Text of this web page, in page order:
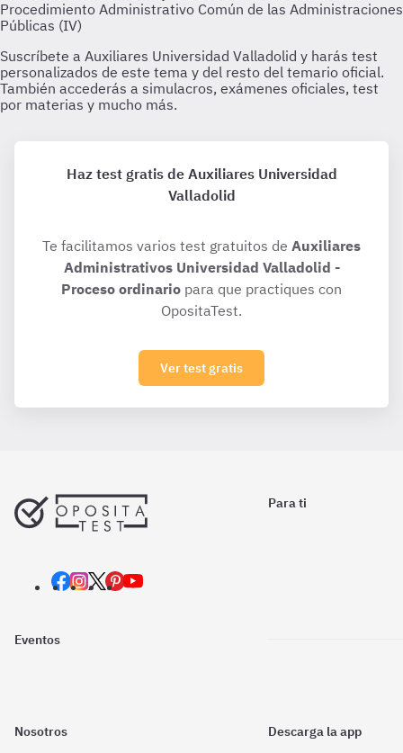
Haz test gratis de Auxiliares Universidad
Valladolid
Te facilitamos varios test gratuitos de Auxiliares
Administrativos Universidad Valladolid -
Proceso ordinario para que practiques con
OpositaTest.
Ver test gratis
Para ti
Eventos
Nosotros Descarga la app